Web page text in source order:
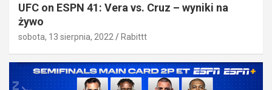
UFC on ESPN 41: Vera vs. Cruz – wyniki na
żywo
sobota, 13 sierpnia, 2022 Rabittt